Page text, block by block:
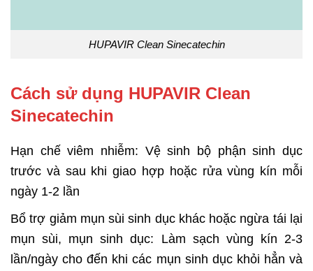
HUPAVIR Clean Sinecatechin
Cách sử dụng HUPAVIR Clean
Sinecatechin
Hạn chế viêm nhiễm: Vệ sinh bộ phận sinh dục
trước và sau khi giao hợp hoặc rửa vùng kín mỗi
ngày 1-2 lần
Bổ trợ giảm mụn sùi sinh dục khác hoặc ngừa tái lại
mụn sùi, mụn sinh dục: Làm sạch vùng kín 2-3
lần/ngày cho đến khi các mụn sinh dục khỏi hẳn và